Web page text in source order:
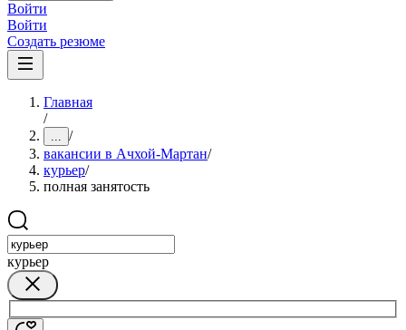
Войти
Войти
Создать резюме
Главная
/
... /
вакансии в Ачхой-Мартан/
курьер/
полная занятость
курьер